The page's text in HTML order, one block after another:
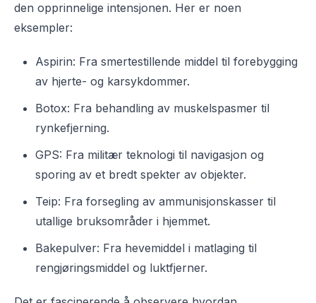
den opprinnelige intensjonen. Her er noen
eksempler:
Aspirin: Fra smertestillende middel til forebygging
av hjerte- og karsykdommer.
Botox: Fra behandling av muskelspasmer til
rynkefjerning.
GPS: Fra militær teknologi til navigasjon og
sporing av et bredt spekter av objekter.
Teip: Fra forsegling av ammunisjonskasser til
utallige bruksområder i hjemmet.
Bakepulver: Fra hevemiddel i matlaging til
rengjøringsmiddel og luktfjerner.